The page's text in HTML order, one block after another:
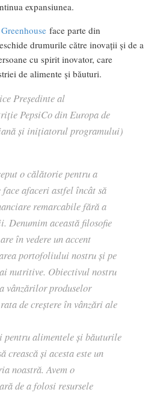
expansiunea.
face parte din
drumurile către inovaţii şi de a
cu spirit inovator, care
de alimente şi băuturi.
Preşedinte al
PepsiCo din Europa de
şi inițiatorul programului)
o călătorie pentru a
afaceri astfel încât să
remarcabile fără a
Denumim această filosofie
în vedere un accent
portofoliului nostru și pe
nutritive. Obiectivul nostru
vânzărilor produselor
de creștere în vânzări ale
pentru alimentele şi băuturile
şi acesta este un
noastră. Avem o
de a folosi resursele